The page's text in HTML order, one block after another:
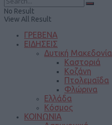
No Result
View All Result
ΓΡΕΒΕΝΑ
ΕΙΔΗΣΕΙΣ
Δυτική Μακεδονία
Καστοριά
Κοζάνη
Πτολεμαΐδα
Φλώρινα
Ελλάδα
Κόσμος
ΚΟΙΝΩΝΙΑ